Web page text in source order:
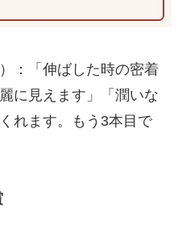
：「伸ばした時の密着
に見えます」「潤いな
れます。もう3本目で